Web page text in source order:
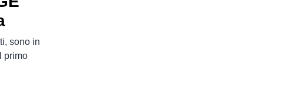
sono in
primo